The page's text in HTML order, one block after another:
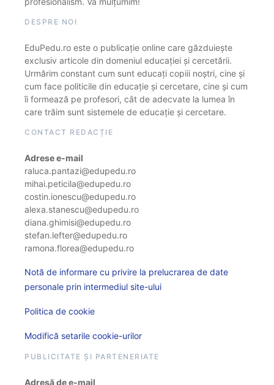
DESPRE NOI
EduPedu.ro este o publicație online care găzduiește
exclusiv articole din domeniul educației și cercetării.
Urmărim constant cum sunt educați copiii noștri, cine și
cum face politicile din educație și cercetare, cine și cum
îi formează pe profesori, cât de adecvate la lumea în
care trăim sunt sistemele de educație și cercetare.
CONTACT REDACȚIE
Adrese e-mail
raluca.pantazi@edupedu.ro
mihai.peticila@edupedu.ro
costin.ionescu@edupedu.ro
alexa.stanescu@edupedu.ro
diana.ghimisi@edupedu.ro
stefan.lefter@edupedu.ro
ramona.florea@edupedu.ro
Notă de informare cu privire la prelucrarea de date
personale prin intermediul site-ului
Politica de cookie
Modifică setarile cookie-urilor
PUBLICITATE ȘI PARTENERIATE
Adresă de e-mail